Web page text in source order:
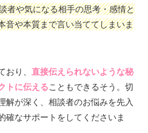
者や気になる相手の思考・感情と
音や本質まで言い当ててしまいま
おり、 直接伝えられないような秘
トに伝えることもできるそう。切
解が深く、相談者のお悩みを先入
確なサポートをしてくださいま